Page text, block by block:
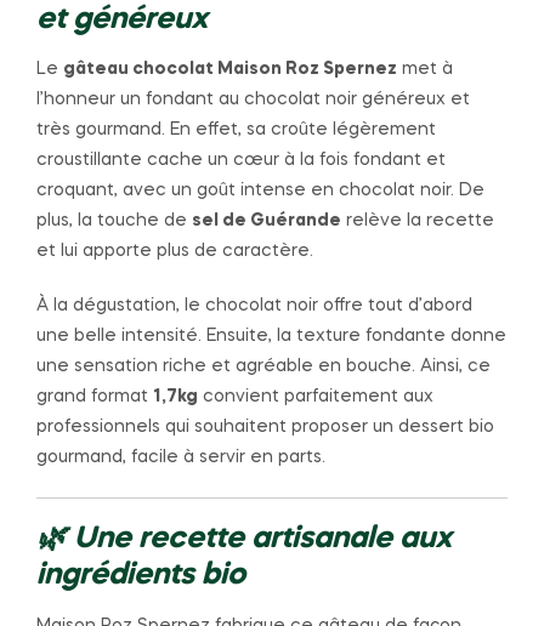
et généreux
Le gâteau chocolat Maison Roz Spernez met à
l’honneur un fondant au chocolat noir généreux et
très gourmand. En effet, sa croûte légèrement
croustillante cache un cœur à la fois fondant et
croquant, avec un goût intense en chocolat noir. De
plus, la touche de sel de Guérande relève la recette
et lui apporte plus de caractère.
À la dégustation, le chocolat noir offre tout d’abord
une belle intensité. Ensuite, la texture fondante donne
une sensation riche et agréable en bouche. Ainsi, ce
grand format 1,7kg convient parfaitement aux
professionnels qui souhaitent proposer un dessert bio
gourmand, facile à servir en parts.
🌿 Une recette artisanale aux
ingrédients bio